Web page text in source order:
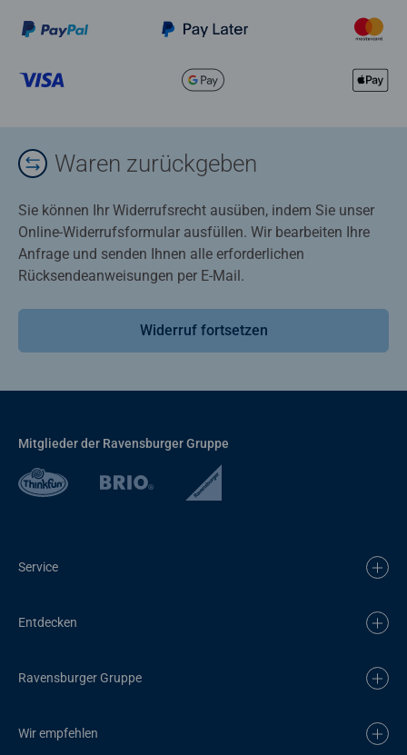
Waren zurückgeben
Sie können Ihr Widerrufsrecht ausüben, indem Sie unser
Online-Widerrufsformular ausfüllen. Wir bearbeiten Ihre
Anfrage und senden Ihnen alle erforderlichen
Rücksendeanweisungen per E-Mail.
Widerruf fortsetzen
Mitglieder der Ravensburger Gruppe
Service
Entdecken
Ravensburger Gruppe
Wir empfehlen